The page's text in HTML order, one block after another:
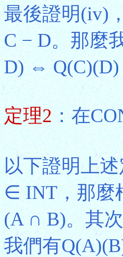
最後證明(iv)
C − D。那麼
D) ⇔
定理2：在
以下證明上
∈ INT，那麼
(A ∩ B)。其
我們有